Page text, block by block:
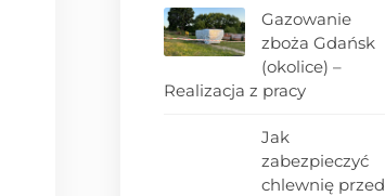
Gazowanie
zboża Gdańsk
(okolice) –
Realizacja z pracy
Jak
zabezpieczyć
chlewnię przed